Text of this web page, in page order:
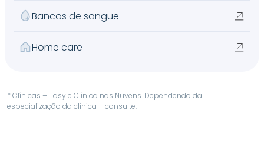
Bancos de sangue
Home care
* Clínicas – Tasy e Clínica nas Nuvens. Dependendo da
especialização da clínica – consulte.